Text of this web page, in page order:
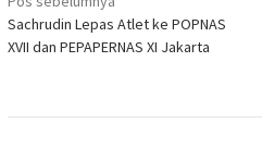
pos
Sachrudin Lepas Atlet ke POPNAS
XVII dan PEPAPERNAS XI Jakarta